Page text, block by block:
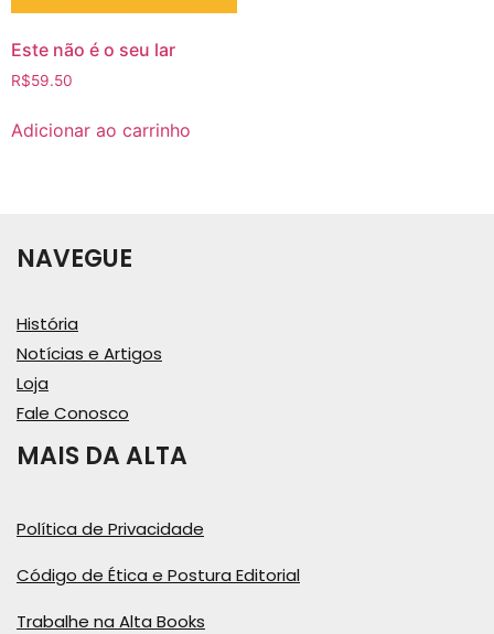
Este não é o seu lar
R$59.50
Adicionar ao carrinho
NAVEGUE
História
Notícias e Artigos
Loja
Fale Conosco
MAIS DA ALTA
Política de Privacidade
Código de Ética e Postura Editorial
Trabalhe na Alta Books